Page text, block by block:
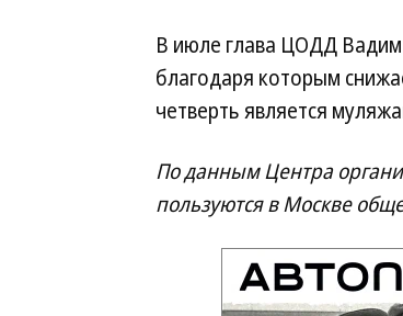
В июле глава ЦОДД Вадим
благодаря которым
четверть является
По данным Центра
пользуются в Москве